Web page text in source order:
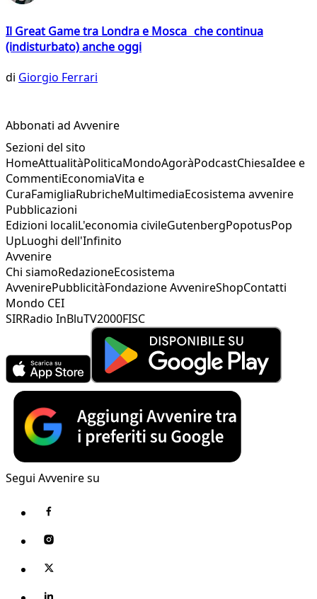
Il Great Game tra Londra e Mosca che continua
(indisturbato) anche oggi
di Giorgio Ferrari
Abbonati ad Avvenire
Sezioni del sito
HomeAttualitàPoliticaMondoAgoràPodcastChiesaIdee e
CommentiEconomiaVita e
CuraFamigliaRubricheMultimediaEcosistema avvenire
Pubblicazioni
Edizioni localiL'economia civileGutenbergPopotusPop
UpLuoghi dell'Infinito
Avvenire
Chi siamoRedazioneEcosistema
AvvenirePubblicitàFondazione AvvenireShopContatti
Mondo CEI
SIRRadio InBluTV2000FISC
Segui Avvenire su